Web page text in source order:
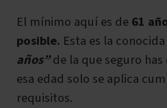
El mínimo aquí es de61
posible. Esta es la conocida
años”de la que seguro
esa edad solo se aplica
requisitos.